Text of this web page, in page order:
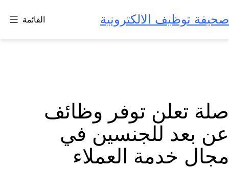
إلى
المحتوى
صحيفة توظيف الالكترونية القائمة
صلة تعلن توفر وظائف
عن بعد للجنسين في
مجال خدمة العملاء